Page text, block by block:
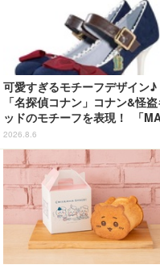
可愛すぎるモチーフデザイン♪
「名探偵コナン」コナン&怪盗
ッドのモチーフを表現！ 「
A」パンプスがセール実施中【3
0％オフセール】
2026.8.6